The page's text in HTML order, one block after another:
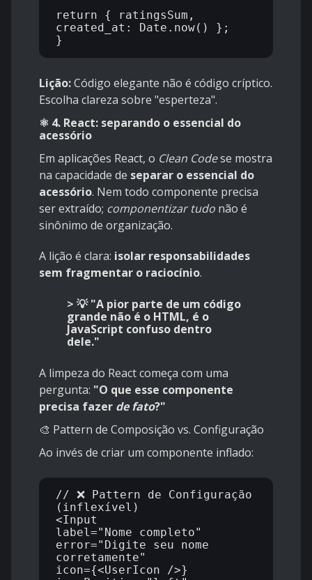
return { ratingsSum,
created_at: Date.now() };
Lição:Código elegante não é código críptico.
Escolha clareza sobre "esperteza".
⚛️ 4. React: separando o essencial do
acessório
Em aplicações React, o Clean Codese mostra
na capacidade de separar o essencial do
acessório. Nem todo componente precisa
ser extraído; componentizar tudo não é
sinônimo de organização.
A lição é clara: isolar responsabilidades
sem fragmentar o raciocínio.
> 💡"A pior parte de um código
grande não é o HTML, é o
JavaScript confuso dentro
dele."
A limpeza do React começa com uma
pergunta: "O que esse componente
precisa fazer de fato?"
🎨 Pattern de Composição vs. Configuração
Ao invés de criar um componente inflado:
// ❌ Pattern de Configuração
(inflexível)
<Input
label="Nome completo"
error="Digite seu nome
corretamente"
icon={<UserIcon />}